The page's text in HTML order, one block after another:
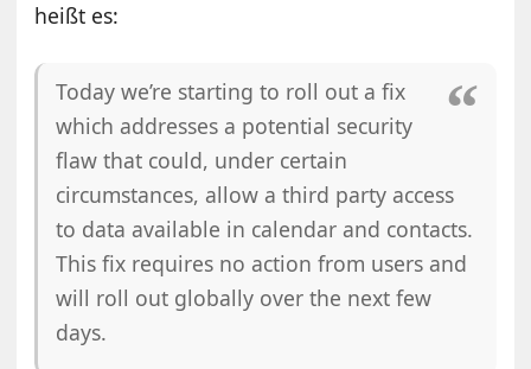
heißt es:
Today we’re starting to roll out a fix
which addresses a potential security
flaw that could, under certain
circumstances, allow a third party access
to data available in calendar and contacts.
This fix requires no action from users and
will roll out globally over the next few
days.